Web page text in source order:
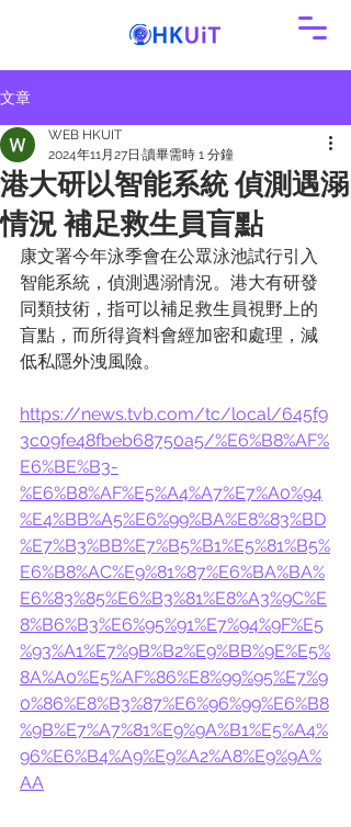
文章
港大研以智能系統 偵測遇溺
情況 補足救生員盲點
WEB HKUIT
2024年11月27日 讀畢需時 1 分鐘
康文署今年泳季會在公眾泳池試行引入
智能系統，偵測遇溺情況。港大有研發
同類技術，指可以補足救生員視野上的
盲點，而所得資料會經加密和處理，減
低私隱外洩風險。
https://news.tvb.com/tc/local/645f9
3c09fe48fbeb68750a5/%E6%B8%AF%
E6%BE%B3-
%E6%B8%AF%E5%A4%A7%E7%A0%94
%E4%BB%A5%E6%99%BA%E8%83%BD
%E7%B3%BB%E7%B5%B1%E5%81%B5%
E6%B8%AC%E9%81%87%E6%BA%BA%
E6%83%85%E6%B3%81%E8%A3%9C%E
8%B6%B3%E6%95%91%E7%94%9F%E5
%93%A1%E7%9B%B2%E9%BB%9E%E5%
8A%A0%E5%AF%86%E8%99%95%E7%9
0%86%E8%B3%87%E6%96%99%E6%B8
%9B%E7%A7%81%E9%9A%B1%E5%A4%
96%E6%B4%A9%E9%A2%A8%E9%9A%
AA